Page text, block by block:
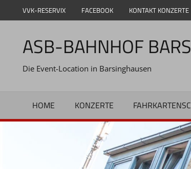
Inhalt
VVK-RESERVIX FACEBOOK KONTAKT KONZERTE
ASB-BAHNHOF
Die Event-Location in Barsinghausen
HOME KONZERTE